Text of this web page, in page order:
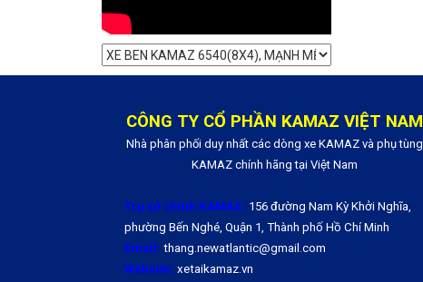
CÔNG TY CỔ PHẦN KAMAZ VIỆT NAM
Nhà phân phối duy nhất các dòng xe KAMAZ và phụ tùng
KAMAZ chính hãng tại Việt Nam
Trụ sở chính KAMAZ: 156 đường Nam Kỳ Khởi Nghĩa,
phường Bến Nghé, Quận 1, Thành phố Hồ Chí Minh
Email: thang.newatlantic@gmail.com
Website: xetaikamaz.vn